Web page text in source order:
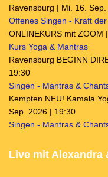
Ravensburg | Mi. 16.
Offenes Singen - Kraft
ONLINEKURS mit
Kurs Yoga & Mantras
Ravensburg BEGINN
19:30
Singen - Mantras &
Kempten NEU! Kamala
Sep. 2026 | 19:30
Singen - Mantras &
Live mit Alexandra